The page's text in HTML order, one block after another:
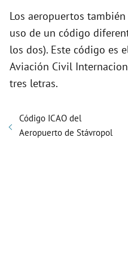
Los aeropuertos
uso de un código
los dos). Este código es
Aviación Civil
tres letras.
Código ICAO del
Aeropuerto de Stávropol